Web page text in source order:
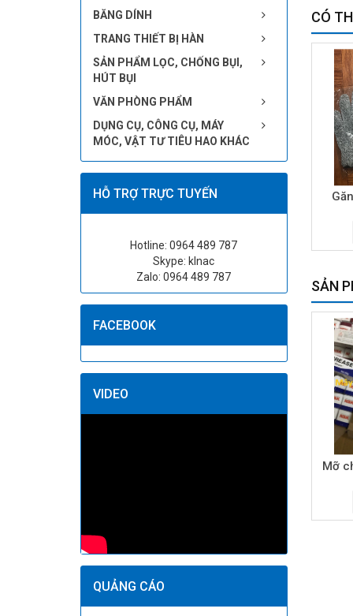
BĂNG DÍNH
TRANG THIẾT BỊ HÀN
SẢN PHẨM LỌC, CHỐNG BỤI,
HÚT BỤI
VĂN PHÒNG PHẨM
DỤNG CỤ, CÔNG CỤ, MÁY
MÓC, VẬT TƯ TIÊU HAO KHÁC
HỖ TRỢ TRỰC TUYẾN
Hotline: 0964 489 787
Skype: klnac
Zalo: 0964 489 787
FACEBOOK
VIDEO
QUẢNG CÁO
CÓ
SẢN
Mỡ